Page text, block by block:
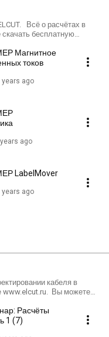
Всё о расчётах в
бесплатную
Магнитное
токов
years ago
ago
LabelMover
years ago
кабеля в
www.elcut.ru. Вы можете
и статьи.
Расчёты
1 (7)